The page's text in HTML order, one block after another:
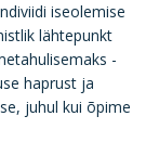
iseolemise
lähtepunkt
-
haprust ja
juhul kui õpime